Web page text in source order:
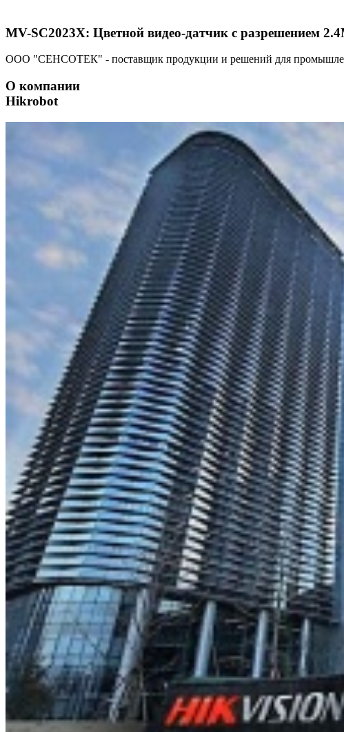
MV-SC2023X: Цветной видео-датчик с разрешением
ООО "СЕНСОТЕК" - поставщик продукции и решений для
О компании
Hikrobot